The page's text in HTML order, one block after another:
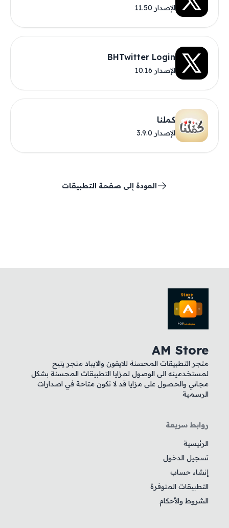
الإصدار 11.50
BHTwitter Login
الإصدار 10.16
كملنا
الإصدار 3.9.0
العودة إلى صفحة التطبيقات
AM Store
متجر التطبيقات المحسنة للايفون والايباد متجر يتيح
لمستخدمينه الى الوصول لمزايا التطبيقات المحسنة بشكل
مجاني والحصول على مزايا قد لا تكون متاحة في اصدارات
الرسمية
روابط سريعة
الرئيسية
تسجيل الدخول
إنشاء حساب
التطبيقات المتوفرة
الشروط والأحكام